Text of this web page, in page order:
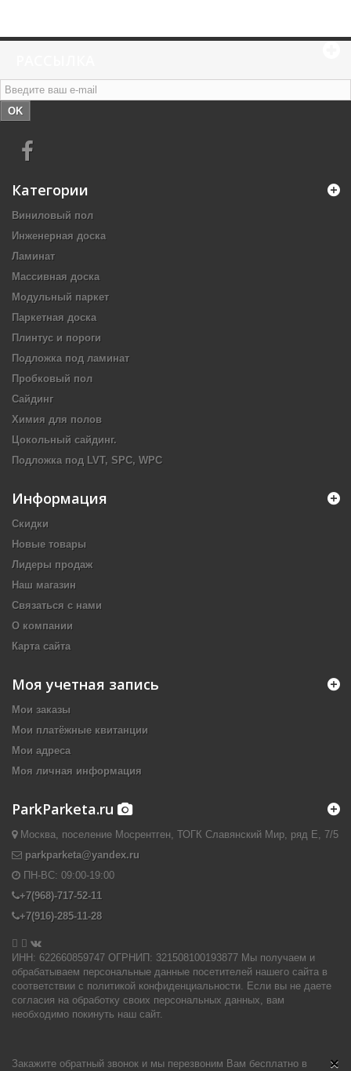
OK
Категории
Виниловый пол
Инженерная доска
Ламинат
Массивная доска
Модульный паркет
Паркетная доска
Плинтус и пороги
Подложка под ламинат
Пробковый пол
Сайдинг
Химия для полов
Цокольный сайдинг.
Подложка под LVT, SPC, WPC
Информация
Скидки
Новые товары
Лидеры продаж
Наш магазин
Связаться с нами
О компании
Карта сайта
Моя учетная запись
Мои заказы
Мои платёжные квитанции
Мои адреса
Моя личная информация
ParkParketa.ru
Москва, поселение Мосрентген, ТОГК Славянский Мир, ряд Е, 7/5
parkparketa@yandex.ru
ПН-ВС: 09:00-19:00
+7(968)-717-52-11
+7(916)-285-11-28
 
ИНН: 622660859747 ОГРНИП: 321508100193877 Мы получаем и
обрабатываем персональные данные посетителей нашего сайта в
соответствии с политикой конфиденциальности. Если вы не даете
согласия на обработку своих персональных данных, вам
необходимо покинуть наш сайт.
×
Закажите обратный звонок и мы перезвоним Вам бесплатно в